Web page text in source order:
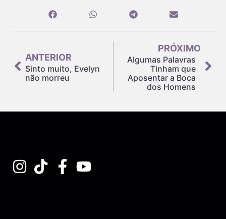
ANTERIOR
Sinto muito, Evelyn
não morreu
PRÓXIMO
Algumas Palavras
Tinham que
Aposentar a Boca
dos Homens